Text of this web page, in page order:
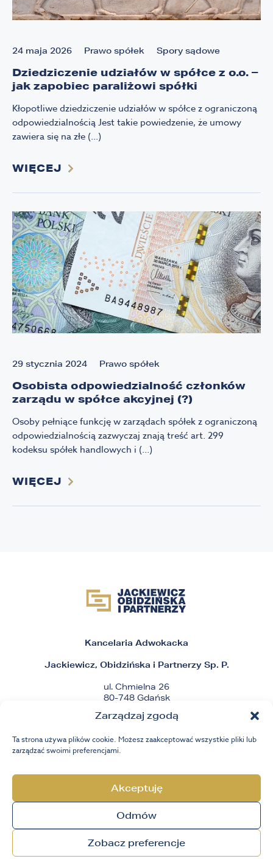
Zarządzaj zgodą
Ta strona używa plików cookie. Możesz zaakceptować wszystkie pliki lub
zarządzać swoimi preferencjami.
Akceptuję
Odmów
Zobacz preferencje
24 maja 2026 Prawo spółek Spory sądowe
Dziedziczenie udziałów w spółce z o.o. –
jak zapobiec paraliżowi spółki
Kłopotliwe dziedziczenie udziałów w spółce z ograniczoną
odpowiedzialnością Jest takie powiedzenie, że umowy
zawiera się na złe (...)
WIĘCEJ
29 stycznia 2024 Prawo spółek
Osobista odpowiedzialność członków
zarządu w spółce akcyjnej (?)
Osoby pełniące funkcję w zarządach spółek z ograniczoną
odpowiedzialnością zazwyczaj znają treść art. 299
kodeksu spółek handlowych i (...)
WIĘCEJ
Kancelaria Adwokacka
Jackiewicz, Obidzińska i Partnerzy Sp. P.
ul. Chmielna 26
80-748 Gdańsk
fax+48 58 506 60 61
e-mail:sekretariat@biz-law.pl
© COPYRIGHT 2021
NOTA PRAWNA
RODO